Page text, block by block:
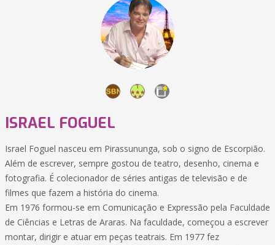
ISRAEL FOGUEL
Israel Foguel nasceu em Pirassununga, sob o signo de Escorpião.
Além de escrever, sempre gostou de teatro, desenho, cinema e
fotografia. É colecionador de séries antigas de televisão e de
filmes que fazem a história do cinema.
Em 1976 formou-se em Comunicação e Expressão pela Faculdade
de Ciências e Letras de Araras. Na faculdade, começou a escrever
montar, dirigir e atuar em peças teatrais. Em 1977 fez